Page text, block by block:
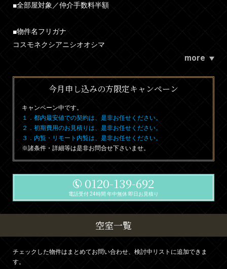
■全部屋対象／仲介手数料半額
■物件名フリガナ
コスモネクシアニシオオシマ
more
今月申し込みの方限定キャンペーン
キャンペーン中です。
１．都内最安値での契約は、是非お任せください。
２．初期費用のお見積りは、是非お任せください。
３．内覧・リモート内覧は、是非お任せください。
※諸条件・詳細等は是非お問合せ下さいませ。
0120-139-692
電話受付 24時間 年中無休 即日お見積り
空室一覧
チェックした物件はまとめてお問い合わせ、検討中リストに追加できま
す。